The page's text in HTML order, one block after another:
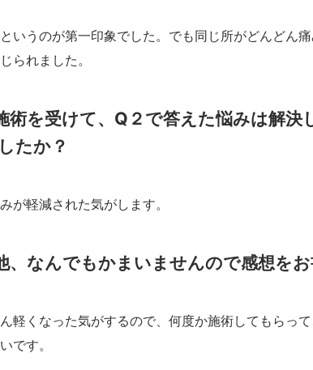
いうのが第一印象でした。でも同じ所がどんどん
られました。
術を受けて、Q２で答えた悩みは解決
たか？
が軽減された気がします。
、なんでもかまいませんので感想をお
軽くなった気がするので、何度か施術してもらっ
です。